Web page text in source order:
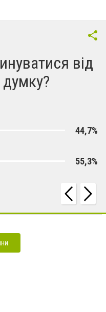
від
44,7%
55,3%
текстури рису і зовнішній вигляд
Коліматор Холосан як розвиток прицільних